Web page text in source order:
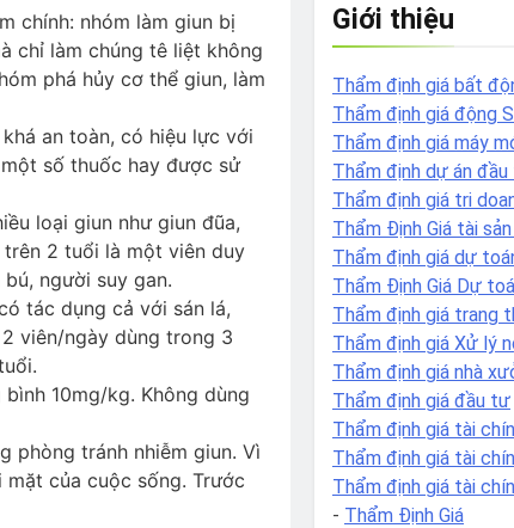
chính: nhóm làm giun bị
chỉ làm chúng tê liệt không
phá hủy cơ thể giun, làm
an toàn, có hiệu lực với
số thuốc hay được sử
loại giun như giun đũa,
2 tuổi là một viên duy
người suy gan.
tác dụng cả với sán lá,
viên/ngày dùng trong 3
10mg/kg. Không dùng
phòng tránh nhiễm giun. Vì
của cuộc sống. Trước
Giới thiệu
Thẩm định giá bất
Thẩm định giá động
Thẩm định giá máy
Thẩm định dự án
Thẩm định giá tri
Thẩm Định Giá tài
Thẩm định giá dự
Thẩm Định Giá Dự
Thẩm định giá trang
Thẩm định giá Xử lý
Thẩm định giá nhà
Thẩm định giá đầu tư
Thẩm định giá tài
Thẩm định giá tài
Thẩm định giá tài
- Thẩm Định Giá